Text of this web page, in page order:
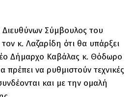
Διευθύνων Σύμβουλος του
κ. Λαζαρίδη ότι θα υπάρξει
Δήμαρχο Καβάλας κ. Θόδωρο
να ρυθμιστούν τεχνικές
και με την ομαλή